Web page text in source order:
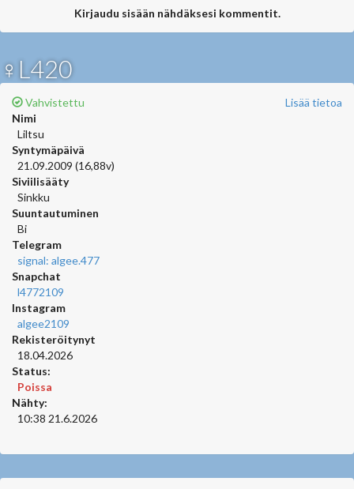
Kirjaudu sisään nähdäksesi kommentit.
♀L420
Lisää tietoa
Vahvistettu
Nimi
Liltsu
Syntymäpäivä
21.09.2009 (16,88v)
Siviilisääty
Sinkku
Suuntautuminen
Bi
Telegram
signal: algee.477
Snapchat
l4772109
Instagram
algee2109
Rekisteröitynyt
18.04.2026
Status:
Poissa
Nähty:
10:38 21.6.2026